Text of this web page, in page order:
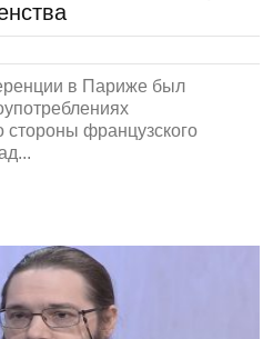
в Париже был
французского